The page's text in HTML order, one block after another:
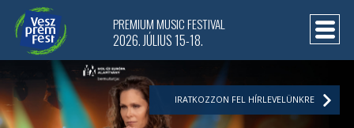
PREMIUM MUSIC FESTIVAL
2026. JÚLIUS 15-18.
IRATKOZZON FEL HÍRLEVELÜNKRE